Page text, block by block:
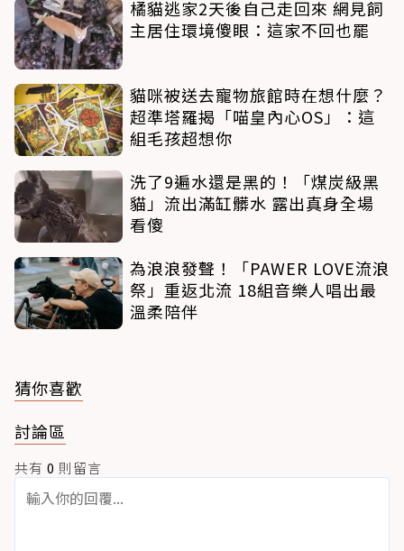
橘貓逃家2天後自己走回來 網見飼
主居住環境傻眼：這家不回也罷
貓咪被送去寵物旅館時在想什麼？
超準塔羅揭「喵皇內心OS」：這
組毛孩超想你
洗了9遍水還是黑的！「煤炭級黑
貓」流出滿缸髒水 露出真身全場
看傻
為浪浪發聲！「PAWER LOVE流浪
祭」重返北流 18組音樂人唱出最
溫柔陪伴
猜你喜歡
討論區
共有 0 則留言